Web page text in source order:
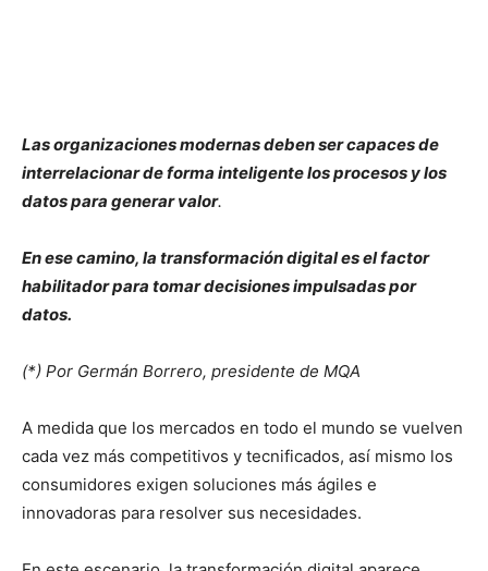
Las organizaciones modernas deben ser capaces de
interrelacionar de forma inteligente los procesos y los
datos para generar valor.
En ese camino, la transformación digital es el factor
habilitador para tomar decisiones impulsadas por
datos.
(*) Por Germán Borrero, presidente de MQA
A medida que los mercados en todo el mundo se vuelven
cada vez más competitivos y tecnificados, así mismo los
consumidores exigen soluciones más ágiles e
innovadoras para resolver sus necesidades.